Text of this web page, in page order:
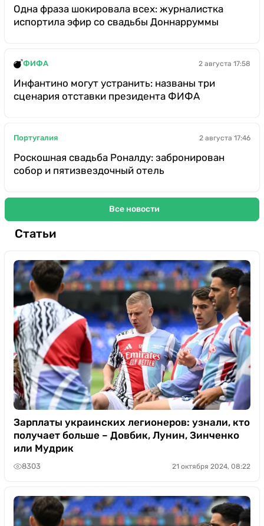
Одна фраза шокировала всех: журналистка
испортила эфир со свадьбы Доннарруммы
ФИФА 2 августа 17:58
Инфантино могут устранить: названы три
сценария отставки президента ФИФА
Португалия 2 августа 17:46
Роскошная свадьба Роналду: забронирован
собор и пятизвездочный отель
Все новости
Статьи
Зарплаты украинских легионеров: узнали, кто
получает больше – Довбик, Лунин, Зинченко
или Мудрик
8303 21 октября 2024, 08:22